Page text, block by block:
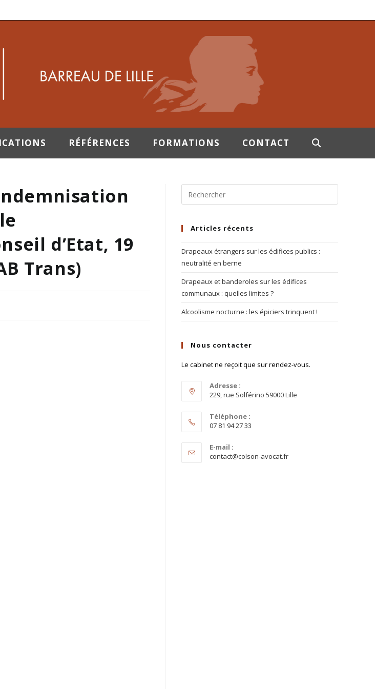
RÉFÉRENCES FORMATIONS CONTACT
d’Etat, 19
Trans)
Articles récents
Drapeaux étrangers sur les édifices publics :
neutralité en berne
Drapeaux et banderoles sur les édifices
communaux : quelles limites ?
Alcoolisme nocturne : les épiciers trinquent !
Nous contacter
Le cabinet ne reçoit que sur rendez-vous.
Adresse :
229, rue Solférino 59000 Lille
Téléphone :
07 81 94 27 33
E-mail :
contact@colson-avocat.fr